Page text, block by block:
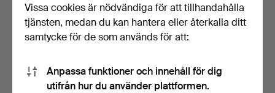
18 bud
570 USD
17 bud
498 USD
Vissa cookies är nödvändiga för att tillhandahålla
tjänsten, medan du kan hantera eller återkalla ditt
samtycke för de som används för att:
Anpassa funktioner och innehåll för dig
utifrån hur du använder plattformen.